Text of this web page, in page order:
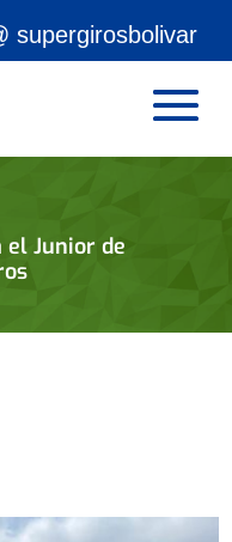
supergirosbolivar
Junior de